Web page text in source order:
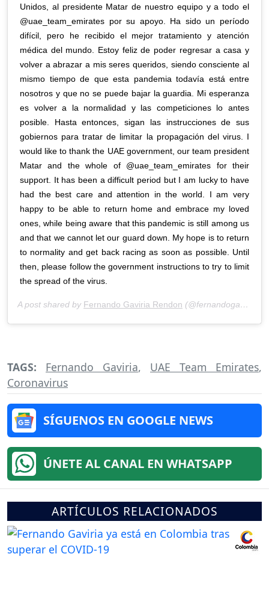
Unidos, al presidente Matar de nuestro equipo y a todo el
@uae_team_emirates por su apoyo. Ha sido un período
difícil, pero he recibido el mejor tratamiento y atención
médica del mundo. Estoy feliz de poder regresar a casa y
volver a abrazar a mis seres queridos, siendo consciente al
mismo tiempo de que esta pandemia todavía está entre
nosotros y que no se puede bajar la guardia. Mi esperanza
es volver a la normalidad y las competiciones lo antes
posible. Hasta entonces, sigan las instrucciones de sus
gobiernos para tratar de limitar la propagación del virus. I
would like to thank the UAE government, our team president
Matar and the whole of @uae_team_emirates for their
support. It has been a difficult period but I am lucky to have
had the best care and attention in the world. I am very
happy to be able to return home and embrace my loved
ones, while being aware that this pandemic is still among us
and that we cannot let our guard down. My hope is to return
to normality and get back racing as soon as possible. Until
then, please follow the government instructions to try to limit
the spread of the virus.
A post shared by Fernando Gaviria Rendon (@fernandogaviriarendon) on
TAGS: Fernando Gaviria, UAE Team Emirates,
Coronavirus
SÍGUENOS EN GOOGLE NEWS
ÚNETE AL CANAL EN WHATSAPP
ARTÍCULOS RELACIONADOS